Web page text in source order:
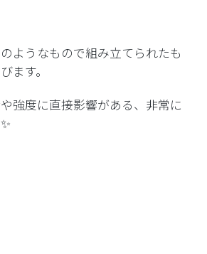
ようなもので組み立てられたも
ます。
強度に直接影響がある、非常に